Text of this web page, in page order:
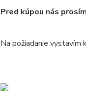
Pred kúpou nás
Na požiadanie vystavím